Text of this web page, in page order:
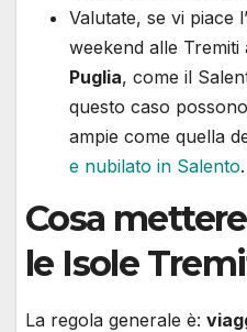
Valutate, se vi piace
weekend alle Tremiti
Puglia, come il
questo caso
ampie come quella
e nubilato in Salento.
Cosa
le Isole
La regola generale è: